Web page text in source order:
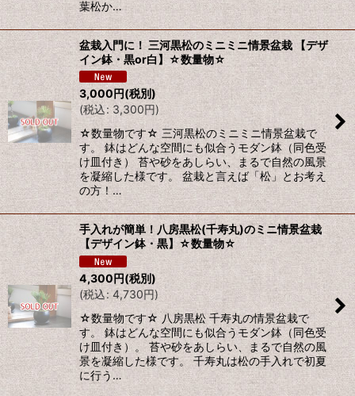
葉松か…
盆栽入門に！ 三河黒松のミニミニ情景盆栽 【デザ
イン鉢・黒or白】☆数量物☆
3,000円(税別)
(税込: 3,300円)
☆数量物です☆ 三河黒松のミニミニ情景盆栽で
す。 鉢はどんな空間にも似合うモダン鉢（同色受
け皿付き） 苔や砂をあしらい、まるで自然の風景
を凝縮した様です。 盆栽と言えば「松」とお考え
の方！…
手入れが簡単！八房黒松(千寿丸)のミニ情景盆栽
【デザイン鉢・黒】☆数量物☆
4,300円(税別)
(税込: 4,730円)
☆数量物です☆ 八房黒松 千寿丸の情景盆栽で
す。 鉢はどんな空間にも似合うモダン鉢（同色受
け皿付き）。 苔や砂をあしらい、まるで自然の風
景を凝縮した様です。 千寿丸は松の手入れで初夏
に行う…